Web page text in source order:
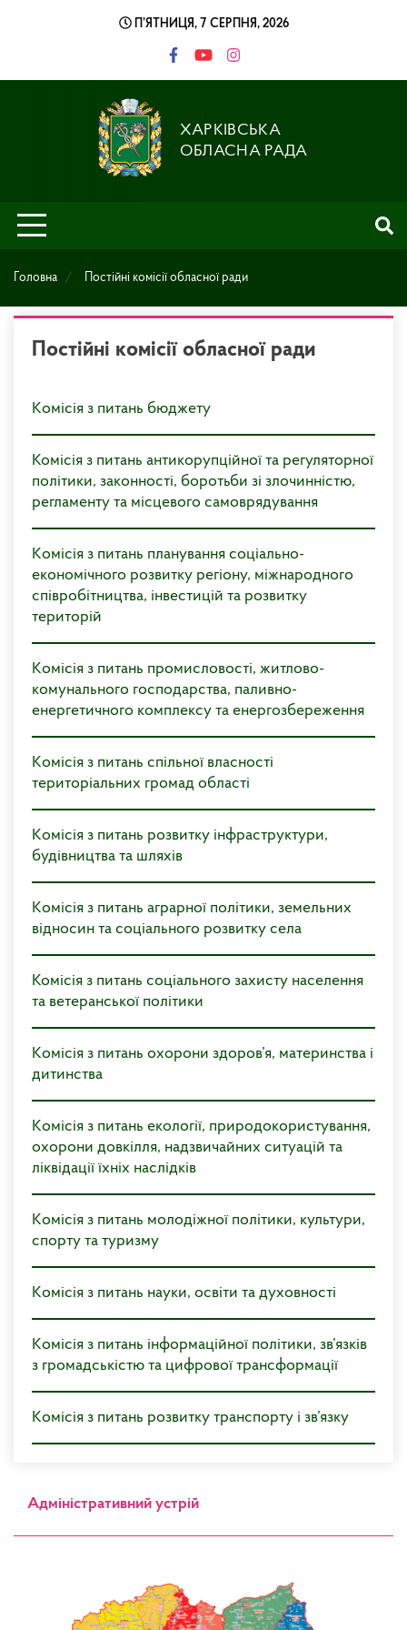
П’ЯТНИЦЯ, 7 СЕРПНЯ, 2026
ХАРКІВСЬКА
ОБЛАСНА РАДА
Головна Постійні комісії обласної ради
Постійні комісії обласної ради
Kомісія з питань бюджету
Комісія з питань антикорупційної та регуляторної
політики, законності, боротьби зі злочинністю,
регламенту та місцевого самоврядування
Kомісія з питань планування соціально-
економічного розвитку регіону, міжнародного
співробітництва, інвестицій та розвитку
територій
Kомісія з питань промисловості, житлово-
комунального господарства, паливно-
енергетичного комплексу та енергозбереження
Kомісія з питань спільної власності
територіальних громад області
Kомісія з питань розвитку інфраструктури,
будівництва та шляхів
Kомісія з питань аграрної політики, земельних
відносин та соціального розвитку села
Комісія з питань соціального захисту населення
та ветеранської політики
Kомісія з питань охорони здоров’я, материнства і
дитинства
Kомісія з питань екології, природокористування,
охорони довкілля, надзвичайних ситуацій та
ліквідації їхніх наслідків
Kомісія з питань молодіжної політики, культури,
спорту та туризму
Kомісія з питань науки, освіти та духовності
Kомісія з питань інформаційної політики, зв’язків
з громадськістю та цифрової трансформації
Kомісія з питань розвитку транспорту і зв’язку
Адміністративний устрій